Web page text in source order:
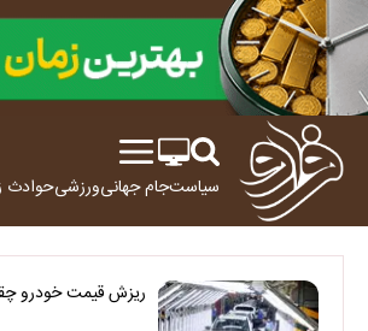
سیاستجام جهانیورزشیحوادث
ریزش قیمت خودرو